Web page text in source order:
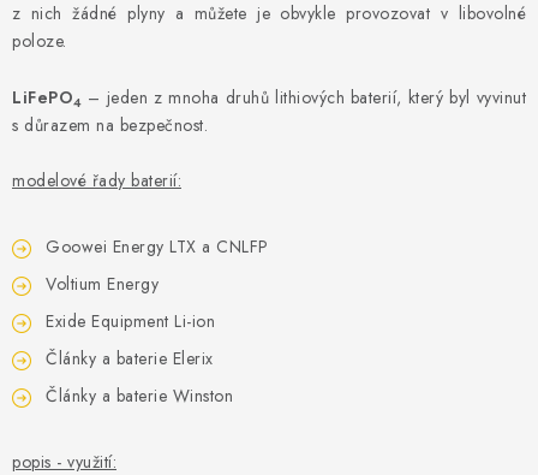
z nich žádné plyny a můžete je obvykle provozovat v libovolné
poloze.
LiFePO4 – jeden z mnoha druhů lithiových baterií, který byl vyvinut
s důrazem na bezpečnost.
modelové řady baterií:
Goowei Energy LTX a CNLFP
Voltium Energy
Exide Equipment Li-ion
Články a baterie Elerix
Články a baterie Winston
popis - využití: